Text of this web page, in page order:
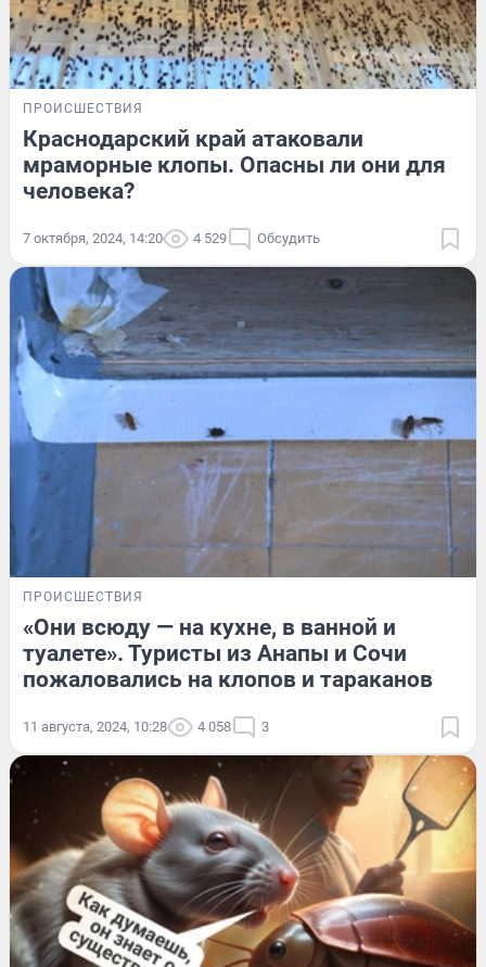
ПРОИСШЕСТВИЯ
Краснодарский край атаковали
мраморные клопы. Опасны ли они для
человека?
7 октября, 2024, 14:20 4 529 Обсудить
ПРОИСШЕСТВИЯ
«Они всюду — на кухне, в ванной и
туалете». Туристы из Анапы и Сочи
пожаловались на клопов и тараканов
11 августа, 2024, 10:28 4 058 3